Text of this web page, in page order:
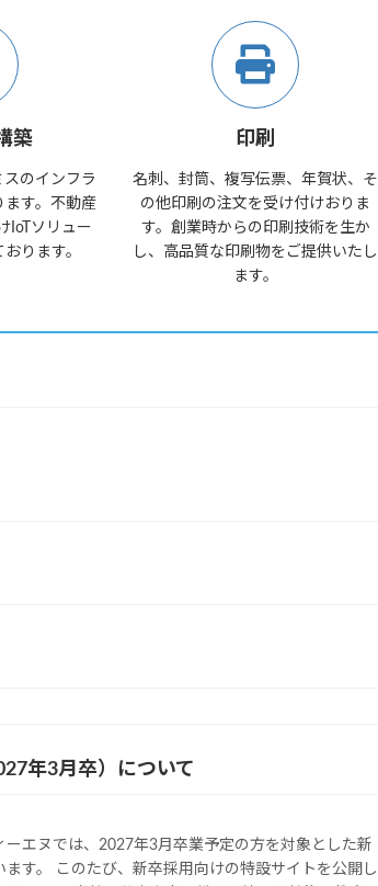
築
のインフラ
ます。不動産
IoTソリュー
ります。
印刷
名刺、封筒、複写伝票、年賀状、そ
の他印刷の注文を受け付けおりま
す。創業時からの印刷技術を生か
し、高品質な印刷物をご提供いたし
ます。
年3月卒）について
ーエヌでは、2027年3月卒業予定の方を対象とした新
ます。 このたび、新卒採用向けの特設サイトを公開し